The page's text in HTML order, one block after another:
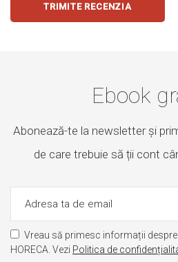
TRIMITE RECENZIA
Ebook
Abonează-te la newsletter și
de care trebuie să ții cont
Vreau să primesc informații
HORECA. Vezi Politica de